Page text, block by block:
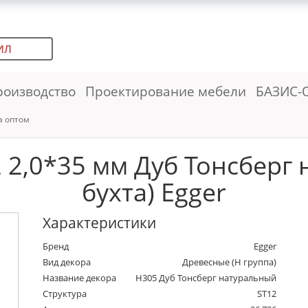
Проектирование мебели БАЗИС-
оптом
2,0*35 мм Дуб Тонсберг
бухта) Egger
Характеристики
Бренд
Egger
Вид декора
Древесные (Н группа)
Название декора
H305 Дуб Тонсберг натуральный
Структура
ST12